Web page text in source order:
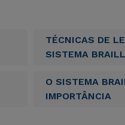
TÉCNICAS DE
SISTEMA
O SISTEMA
IMPORTÂNCIA